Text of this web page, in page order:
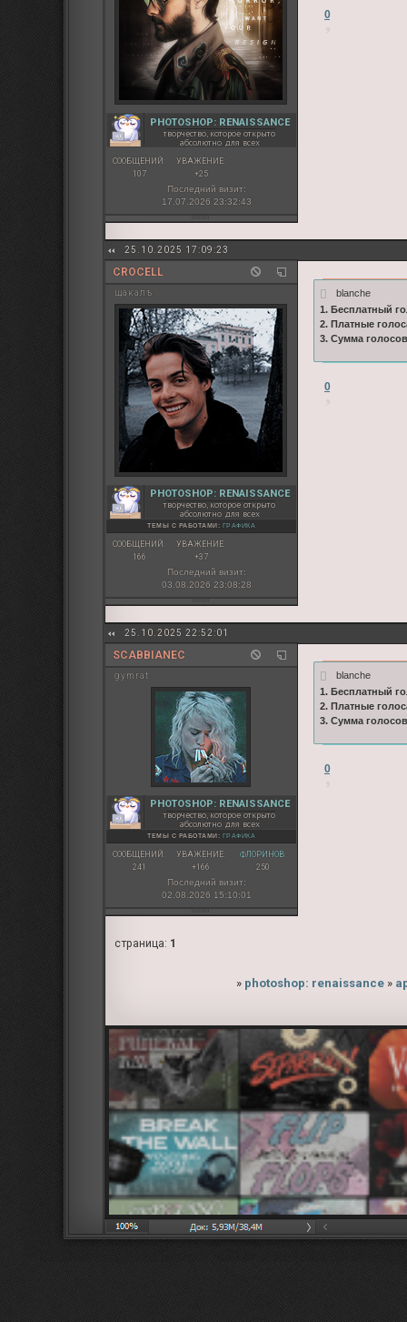
PHOTOSHOP: RENAISSANCE
творчество, которое открыто
абсолютно для всех
СООБЩЕНИЙ:
107
УВАЖЕНИЕ:
+25
Последний визит:
17.07.2026 23:32:43
0
25.10.2025 17:09:23
CROCELL
щакалъ
PHOTOSHOP: RENAISSANCE
творчество, которое открыто
абсолютно для всех
ТЕМЫ С РАБОТАМИ: ГРАФИКА
СООБЩЕНИЙ:
166
УВАЖЕНИЕ:
+37
Последний визит:
03.08.2026 23:08:28
blanche
1. Бесплатный
2. Платные
3. Сумма
0
25.10.2025 22:52:01
SCABBIANEC
gymrat
PHOTOSHOP: RENAISSANCE
творчество, которое открыто
абсолютно для всех
ТЕМЫ С РАБОТАМИ: ГРАФИКА
СООБЩЕНИЙ:
241
УВАЖЕНИЕ:
+166
ФЛОРИНОВ:
250
Последний визит:
02.08.2026 15:10:01
blanche
1. Бесплатный
2. Платные
3. Сумма
0
страница: 1
» photoshop: renaissance »